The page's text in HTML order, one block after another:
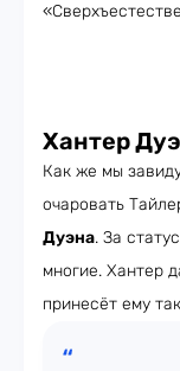
Хантер
Как же мы
очаровать
Дуэна. За
многие. Хантер
принесёт ему